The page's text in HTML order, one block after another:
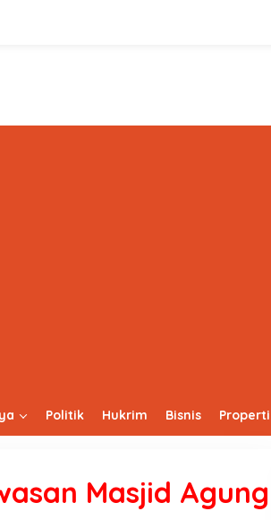
Politik Hukrim Bisnis Properti
Masjid Agung